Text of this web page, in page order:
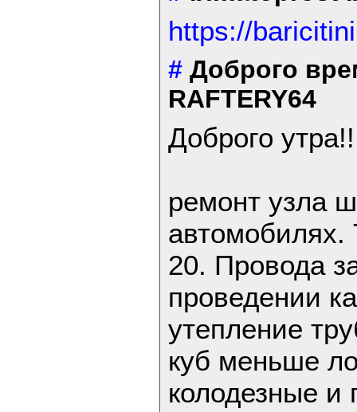
https://
# Доброго
RAFTERY64
Доброго
ремонт узла
автомобилях.
20. Провода
проведении
утепление
куб меньше
колодезные и